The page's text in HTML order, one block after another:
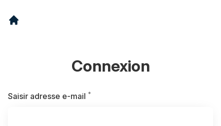
Connexion
Saisir adresse e-mail *